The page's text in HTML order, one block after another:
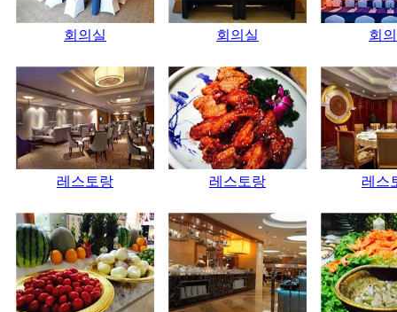
회의실 회의실 회
레스토랑 레스토랑 레스